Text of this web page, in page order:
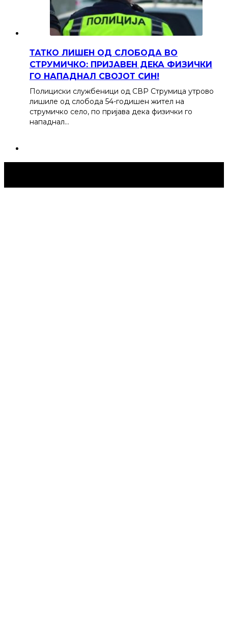
ТАТКО ЛИШЕН ОД СЛОБОДА ВО
СТРУМИЧКО: ПРИЈАВЕН ДЕКА ФИЗИЧКИ
ГО НАПАДНАЛ СВОЈОТ СИН!
Полициски службеници од СВР Струмица утрово
лишиле од слобода 54-годишен жител на
струмичко село, по пријава дека физички го
нападнал…